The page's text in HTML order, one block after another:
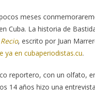
meses
Cuba. La historia de
, escrito por Juan
ya en cubaperiodistas.cu.
reportero, con un olfato,
14 años hizo una